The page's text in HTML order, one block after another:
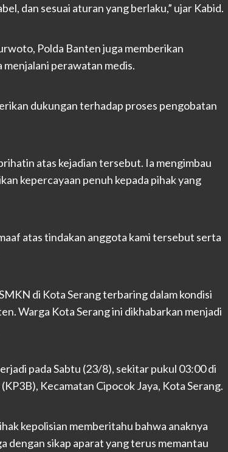
dan sesuai aturan yang berlaku,” ujar Kabid.
Polda Banten juga memberikan
perawatan medis.
dukungan terhadap proses pengobatan
atas kejadian tersebut. Ia mengimbau
kepercayaan penuh kepada pihak yang
atas tindakan anggota kami tersebut serta
di Kota Serang terbaring dalam kondisi
Warga Kota Serang ini dikhabarkan menjadi
pada Sabtu (23/8), sekitar pukul 03:00 di
Kecamatan Cipocok Jaya, Kota Serang.
kepolisian memberitahu bahwa anaknya
dengan sikap aparat yang terus memantau